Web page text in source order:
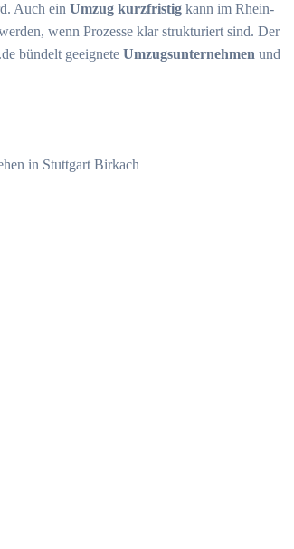
Auch ein Umzug kurzfristig kann im Rhein-
wenn Prozesse klar strukturiert sind. Der
bündelt geeignete Umzugsunternehmen und